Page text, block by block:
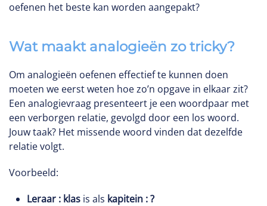
oefenen het beste kan worden aangepakt?
Wat maakt analogieën zo tricky?
Om analogieën oefenen effectief te kunnen doen
moeten we eerst weten hoe zo’n opgave in elkaar zit?
Een analogievraag presenteert je een woordpaar met
een verborgen relatie, gevolgd door een los woord.
Jouw taak? Het missende woord vinden dat dezelfde
relatie volgt.
Voorbeeld:
Leraar : klas is als kapitein : ?